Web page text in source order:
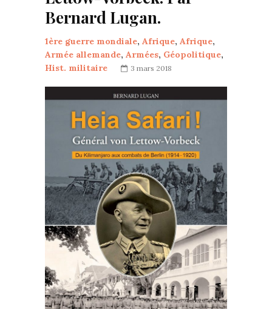
Bernard Lugan.
1ère guerre mondiale, Afrique, Afrique,
Armée allemande, Armées, Géopolitique,
Hist. militaire
3 mars 2018